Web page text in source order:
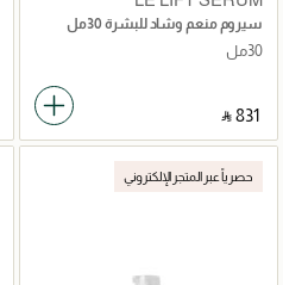
سيروم منعم وشاد للبشرة 30مل
30مل
‎ ⃁ ⁦831⁩ ‎
حصرياً عبر المتجر الإلكتروني